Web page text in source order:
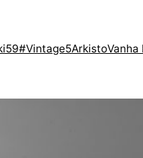
#Vintage5ArkistoVanha